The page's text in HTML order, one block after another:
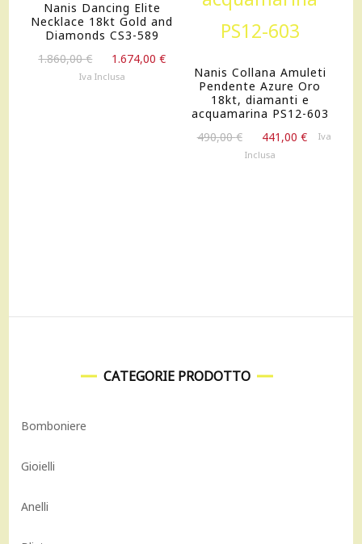
Nanis Dancing Elite
Necklace 18kt Gold and
Diamonds CS3-589
1.860,00€
prezzo
1.674,00€
prezzo
attuale
1.674,00 €.
Iva Inclusa
Nanis Collana Amuleti
Pendente Azure Oro
18kt, diamanti e
acquamarina PS12-603
490,00€
prezzo
441,00 €
IlIva
Inclusa
CATEGORIE PRODOTTO
Bomboniere
Gioielli
Anelli